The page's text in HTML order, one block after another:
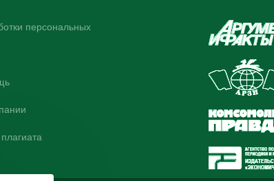
персональных